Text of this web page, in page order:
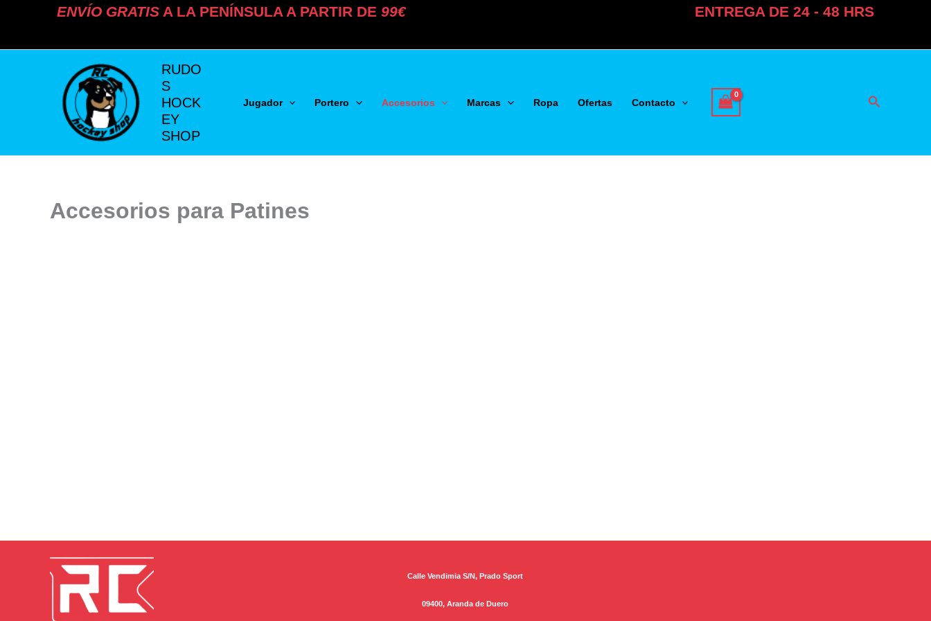
ENVÍO GRATIS A LA PENÍNSULA A PARTIR DE 99€ ENTREGA DE 24 - 48 HRS
RUDO
S
HOCK
EY
SHOP
Jugador Portero Accesorios Marcas Ropa Ofertas Contacto Buscar
Accesorios para Patines
Calle Vendimia S/N, Prado Sport
09400, Aranda de Duero